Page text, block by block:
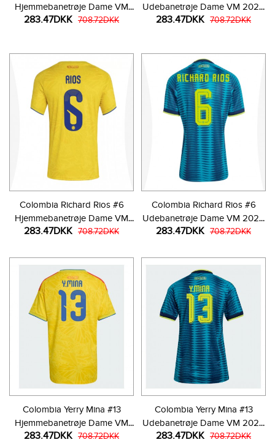
Hjemmebanetrøje Dame VM
2026 Kortærmet
283.47DKK 708.72DKK
Udebanetrøje Dame VM 2026
Kortærmet
283.47DKK 708.72DKK
Colombia Richard Rios #6
Hjemmebanetrøje Dame VM
2026 Kortærmet
283.47DKK 708.72DKK
Colombia Richard Rios #6
Udebanetrøje Dame VM 2026
Kortærmet
283.47DKK 708.72DKK
Colombia Yerry Mina #13
Hjemmebanetrøje Dame VM
2026 Kortærmet
283.47DKK 708.72DKK
Colombia Yerry Mina #13
Udebanetrøje Dame VM 2026
Kortærmet
283.47DKK 708.72DKK